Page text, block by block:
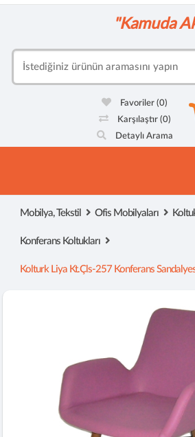
"Kamuda
Favoriler(0)
Karşılaştır (0)
Detaylı Arama
Mobilya, Tekstil Ofis Mobilyaları
Konferans Koltukları
Kolturk Liya Kt.çls-257 Konferans